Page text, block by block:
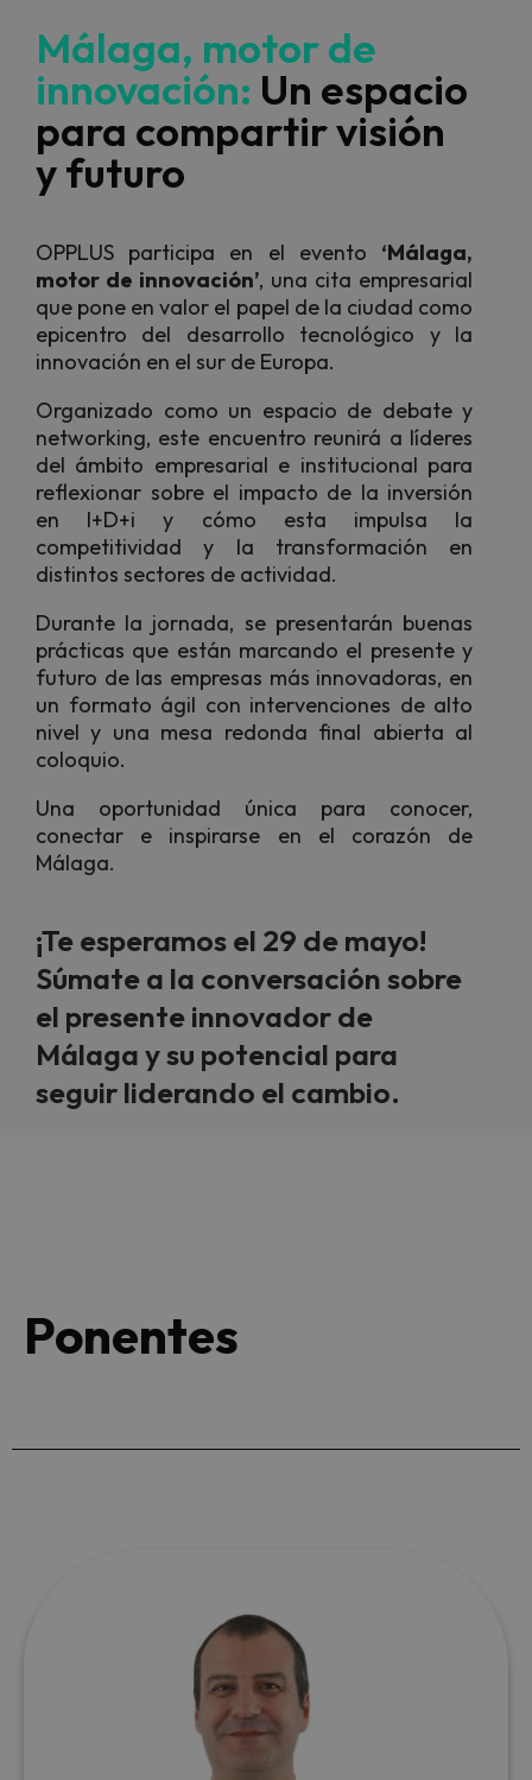
Málaga, motor de
innovación: Un espacio
para compartir visión
y futuro
OPPLUS participa en el evento ‘Málaga,
motor de innovación’, una cita empresarial
que pone en valor el papel de la ciudad como
epicentro del desarrollo tecnológico y la
innovación en el sur de Europa.
Organizado como un espacio de debate y
networking, este encuentro reunirá a líderes
del ámbito empresarial e institucional para
reflexionar sobre el impacto de la inversión
en I+D+i y cómo esta impulsa la
competitividad y la transformación en
distintos sectores de actividad.
Durante la jornada, se presentarán buenas
prácticas que están marcando el presente y
futuro de las empresas más innovadoras, en
un formato ágil con intervenciones de alto
nivel y una mesa redonda final abierta al
coloquio.
Una oportunidad única para conocer,
conectar e inspirarse en el corazón de
Málaga.
¡Te esperamos el 29 de mayo!
Súmate a la conversación sobre
el presente innovador de
Málaga y su potencial para
seguir liderando el cambio.
Ponentes